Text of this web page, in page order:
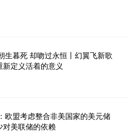
生暮死 却吻过永恒丨幻翼飞新歌
新定义活着的意义
欧盟考虑整合非美国家的美元储
对美联储的依赖